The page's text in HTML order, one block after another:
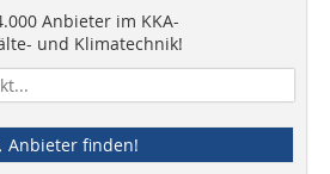
Anbieter im KKA-
und Klimatechnik!
Anbieter finden!